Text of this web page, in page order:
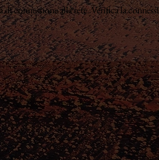
connessione alla rete. Verifica la